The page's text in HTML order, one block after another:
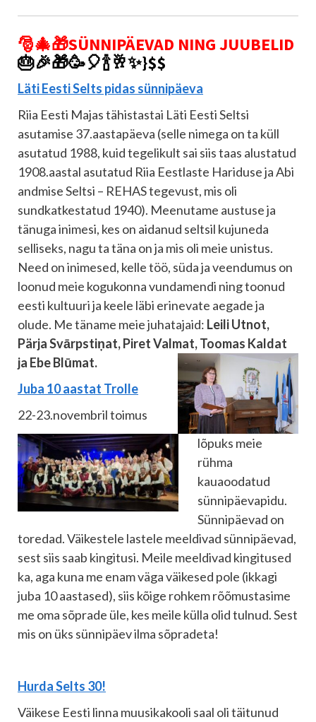
🎅🎄🎁SÜNNIPÄEVAD NING JUUBELID
🎂🎉🎁🥳🎈🍾🥂✨}$$
Läti Eesti Selts pidas sünnipäeva
Riia Eesti Majas tähistastai Läti Eesti Seltsi
asutamise 37.aastapäeva (selle nimega on ta küll
asutatud 1988, kuid tegelikult sai siis taas alustatud
1908.aastal asutatud Riia Eestlaste Hariduse ja Abi
andmise Seltsi – REHAS tegevust, mis oli
sundkatkestatud 1940). Meenutame austuse ja
tänuga inimesi, kes on aidanud seltsil kujuneda
selliseks, nagu ta täna on ja mis oli meie unistus.
Need on inimesed, kelle töö, süda ja veendumus on
loonud meie kogukonna vundamendi ning toonud
eesti kultuuri ja keele läbi erinevate aegade ja
olude. Me täname meie juhatajaid: Leili Utnot,
Pärja Svārpstiņat, Piret Valmat, Toomas Kaldat
ja Ebe Blūmat.
Juba 10 aastat Trolle
22-23.novembril toimus
lõpuks meie
rühma
kauaoodatud
sünnipäevapidu.
Sünnipäevad on
toredad. Väikestele lastele meeldivad sünnipäevad,
sest siis saab kingitusi. Meile meeldivad kingitused
ka, aga kuna me enam väga väikesed pole (ikkagi
juba 10 aastased), siis kõige rohkem rõõmustasime
me oma sõprade üle, kes meile külla olid tulnud. Sest
mis on üks sünnipäev ilma sõpradeta!
Hurda Selts 30!
Väikese Eesti linna muusikakooli saal oli täitunud